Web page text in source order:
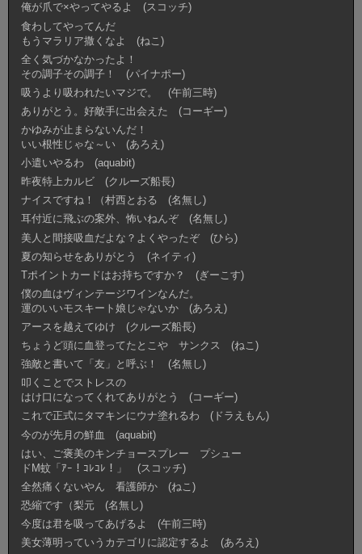
俺が爪で×やってやるよ (スコッチ)
食わしてやってんだ
もうマラリア撒くなよ (ねこ)
全く気づかなかったよ！
その調子その調子！ (パイナポー)
吸うより吸われたいマジで。 (午前三時)
ありがとう。好敵手に出会えた (コーギー)
かゆみが止まらないんだ！
いい根性じゃな～い (あろえ)
小遣いやるわ (aquabit)
昨夜特上カルビ (クルーズ船長)
ナイスですね！（村西とおる (名無し)
耳付近に飛ぶの案外、怖いねんぞ (名無し)
美人と間接吸血だよな？よくやったぞ (ひら)
夏の知らせをありがとう (ネイティ)
Tポイントカードはお持ちですか？ (ぎーこす)
僕の血はヴィンテージワインなんだ。
運のいいモスキート娘じゃないか (あろえ)
アースを越えてゆけ (クルーズ船長)
ちょうど頭に血登ってたとこや サンクス (ねこ)
強敵と書いて「友」と呼ぶ！ (名無し)
叩くことでストレスの
はけ口になってくれてありがとう (コーギー)
これで正式にタマキンにウナ塗れるわ (ドラえもん)
今のが先月の鮮血 (aquabit)
はい、ご褒美のキンチョースプレー プシュー
ドM蚊「ｱｰ！ｺﾚｺﾚ！」 (スコッチ)
全然痛くないやん 看護師か (ねこ)
恐縮です（梨元 (名無し)
今度は君を吸ってあげるよ (午前三時)
美女薄明っていうカテゴリに認定するよ (あろえ)